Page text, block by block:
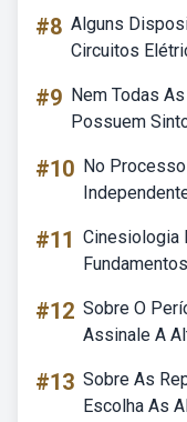
#8 Alguns
Circuitos
#9 Nem Todas
Possuem
#10 No
#11 Cinesiologia
#12 Sobre O
Assinale A
#13 Sobre As
Escolha As